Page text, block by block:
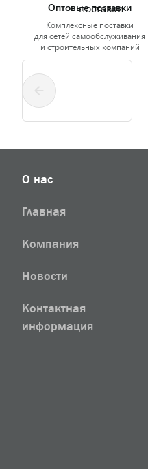
Оптовые поставки
Комплексные поставки
для сетей самообслуживания
и строительных компаний
О нас
Главная
Компания
Новости
Контактная
информация